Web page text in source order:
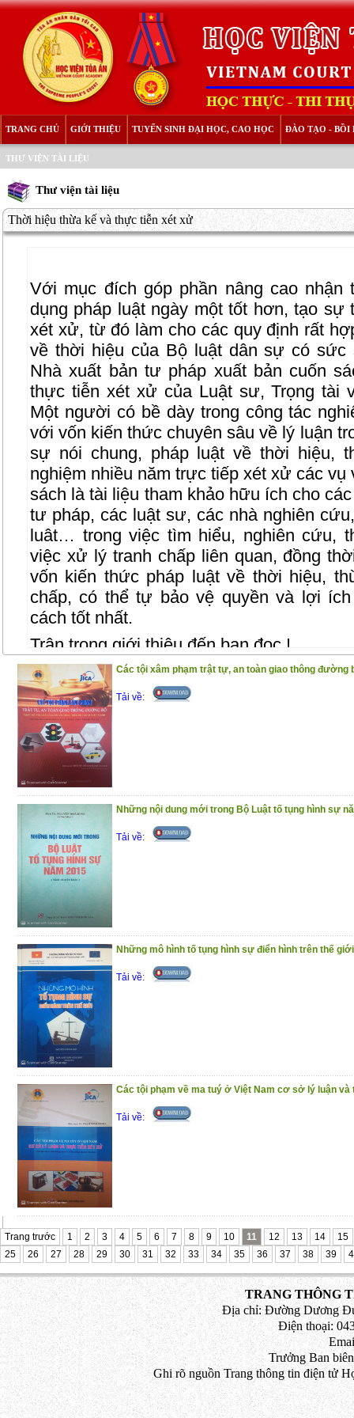
TRANG CHỦ GIỚI THIỆU TUYỂN SINH ĐẠI HỌC, CAO HỌC ĐÀO TẠO - BỒI
THƯ VIỆN TÀI LIỆU
Thư viện tài liệu
Thời hiệu thừa kế và thực tiễn xét xử
Với mục đích góp phần nâng cao
dụng pháp luật ngày một tốt hơn, tạo sự
xét xử, từ đó làm cho các quy định rất
về thời hiệu của Bộ luật dân sự có sức
Nhà xuất bản tư pháp xuất bản cuốn
thực tiễn xét xử của Luật sư, Trọng tài
Một người có bề dày trong công tác
với vốn kiến thức chuyên sâu về lý luận
sự nói chung, pháp luật về thời hiệu,
nghiệm nhiều năm trực tiếp xét xử các
sách là tài liệu tham khảo hữu ích cho
tư pháp, các luật sư, các nhà nghiên
luât… trong việc tìm hiểu, nghiên cứu,
việc xử lý tranh chấp liên quan, đồng
vốn kiến thức pháp luật về thời hiệu,
chấp, có thể tự bảo vệ quyền và lợi
cách tốt nhất.
Trân trọng giới thiệu đến bạn đọc !
(25/12/2020)Các tội xâm phạm trật tự, an toàn giao thông đường
Tải về:
Những nội dung mới trong Bộ Luật tố tụng hình sự
Tải về:
Những mô hình tố tụng hình sự điển hình trên thế giới
Tải về:
Các tội phạm về ma tuý ở Việt Nam cơ sở lý luận
Tải về:
Trang trước 1 2 3 4 5 6 7 8 9 10 11 12 13 14
15
25
26 27 28 29 30 31 32 33 34 35 36 37 38 39
TRANG THÔNG
Địa chỉ: Đường Dương
Điện thoại:
Trưởng Ban
Ghi rõ nguồn Trang thông tin điện tử